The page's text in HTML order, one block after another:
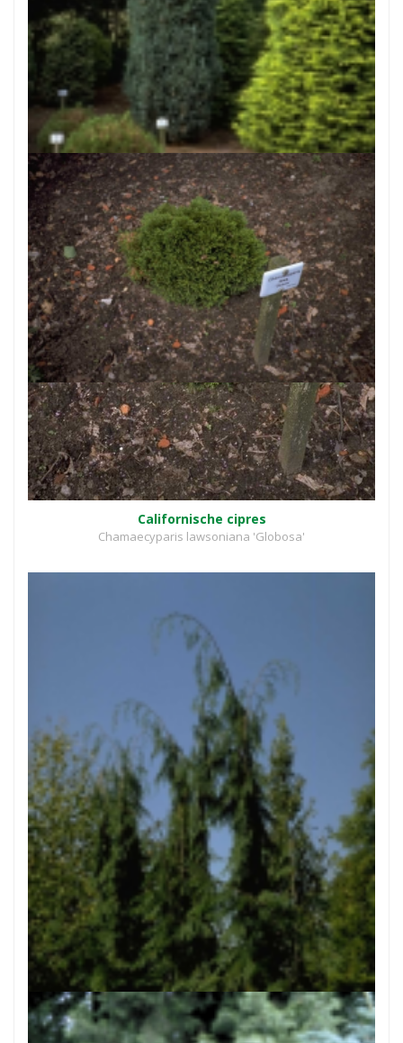
Californische cipres
Chamaecyparis lawsoniana 'Grayswood Pillar'
Californische cipres
Chamaecyparis lawsoniana 'Globosa'
Californische cipres
Chamaecyparis lawsoniana 'Dik's Weeping'